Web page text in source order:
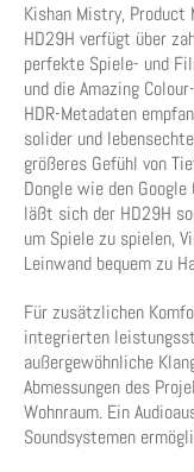
Kishan Mistry, Product
HD29H verfügt über
perfekte Spiele- und
und die Amazing
HDR-Metadaten
solider und
größeres Gefühl von
Dongle wie den Google
läßt sich der HD29H
um Spiele zu spielen,
Leinwand bequem zu
Für zusätzlichen
integrierten
außergewöhnliche
Abmessungen des
Wohnraum. Ein
Soundsystemen